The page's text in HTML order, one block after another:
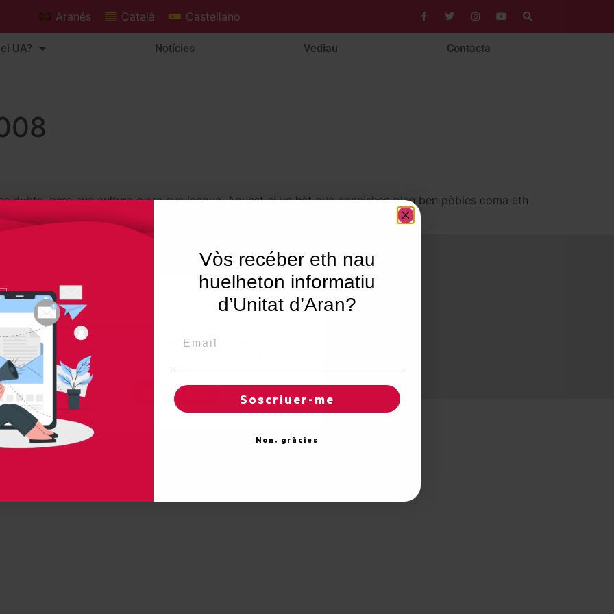
Aranés Català Castellano
UA? Notícies Vediau Contacta
dubte, pera sua cultura e era sua lengua. Aguest ei un hèt que coneishen plan ben pòbles coma eth
sustenten qu’en 1991 siguesse reinstaurat eth Conselh Gen
Unitat d'Aran. Toti es drets reservadi.
Utilisam "cookies" en nòste lòc web tà balhar ar usuari ua
experiéncia personalizada e optimizada, en tot rebrembar
es sues preferéncies e visites regulares. En hèr clic en
"Acceptar totes", accèpte er emplec de TOTES es
"cookies". Totun, pòt visitar "Configuracion de cookies" tà
concedir un consentiment controlat.
Reglatges de "cookies" Acceptar totes
Vòs recéber eth nau
huelheton informatiu
d’Unitat d’Aran?
Soscriuer-me
Non, gràcies